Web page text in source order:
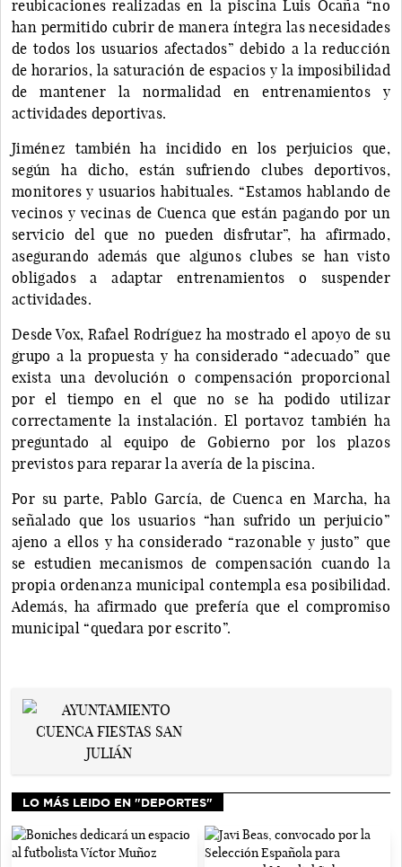
reubicaciones realizadas en la piscina Luis Ocaña “no
han permitido cubrir de manera íntegra las necesidades
de todos los usuarios afectados” debido a la reducción
de horarios, la saturación de espacios y la imposibilidad
de mantener la normalidad en entrenamientos y
actividades deportivas.
Jiménez también ha incidido en los perjuicios que,
según ha dicho, están sufriendo clubes deportivos,
monitores y usuarios habituales. “Estamos hablando de
vecinos y vecinas de Cuenca que están pagando por un
servicio del que no pueden disfrutar”, ha afirmado,
asegurando además que algunos clubes se han visto
obligados a adaptar entrenamientos o suspender
actividades.
Desde Vox, Rafael Rodríguez ha mostrado el apoyo de su
grupo a la propuesta y ha considerado “adecuado” que
exista una devolución o compensación proporcional
por el tiempo en el que no se ha podido utilizar
correctamente la instalación. El portavoz también ha
preguntado al equipo de Gobierno por los plazos
previstos para reparar la avería de la piscina.
Por su parte, Pablo García, de Cuenca en Marcha, ha
señalado que los usuarios “han sufrido un perjuicio”
ajeno a ellos y ha considerado “razonable y justo” que
se estudien mecanismos de compensación cuando la
propia ordenanza municipal contempla esa posibilidad.
Además, ha afirmado que prefería que el compromiso
municipal “quedara por escrito”.
LO MÁS LEIDO EN "DEPORTES"